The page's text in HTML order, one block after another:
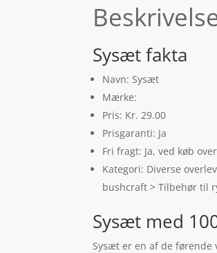
Sysæt fakta
Navn: Sysæt
Mærke:
Pris: Kr. 29.00
Prisgaranti: Ja
Fri fragt: Ja, ved køb
Kategori: Diverse
bushcraft > Tilbehør til
Sysæt med
Sysæt er en af de førende